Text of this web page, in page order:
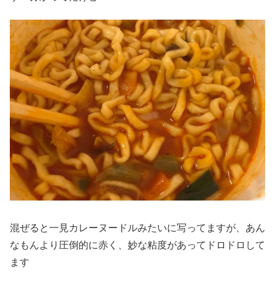
混ぜると一見カレーヌードルみたいに写ってますが、あん
なもんより圧倒的に赤く、妙な粘度があってドロドロして
ます